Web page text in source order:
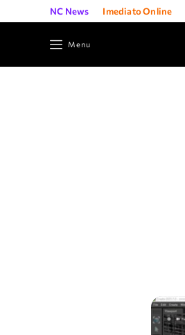
NC News Imediato Online
Menu